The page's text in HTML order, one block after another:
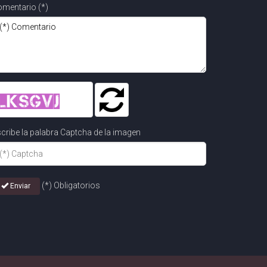
(*)
la palabra Captcha de la imagen
Enviar (*) Obligatorios